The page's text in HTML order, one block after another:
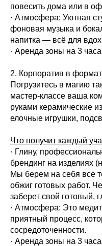
повесить дома или в
· Атмосфера: Уютная
фоновая музыка и
напитка — всё для
· Аренда зоны на 3
2. Корпоратив в
Погрузитесь в магию
мастер-классе ваша
руками керамические
елочные игрушки,
Что получит каждый
· Глину,
брендинг на изделиях
Мы берем на себя все
обжиг готовых работ.
заберет свой готовый,
· Атмосфера: Это
приятный процесс,
сосредоточенности.
· Аренда зоны на 3